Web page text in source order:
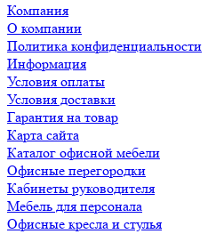
Компания
О компании
Политика конфиденциальности
Информация
Условия оплаты
Условия доставки
Гарантия на товар
Карта сайта
Каталог офисной мебели
Офисные перегородки
Кабинеты руководителя
Мебель для персонала
Офисные кресла и стулья